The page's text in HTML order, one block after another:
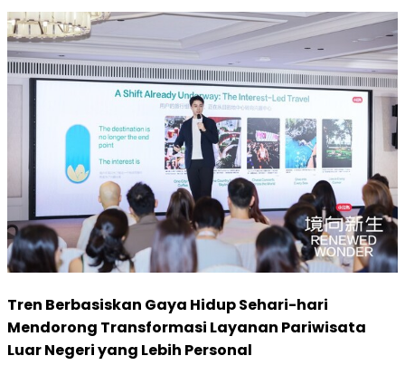
Tren Berbasiskan Gaya Hidup Sehari-hari
Mendorong Transformasi Layanan Pariwisata
Luar Negeri yang Lebih Personal